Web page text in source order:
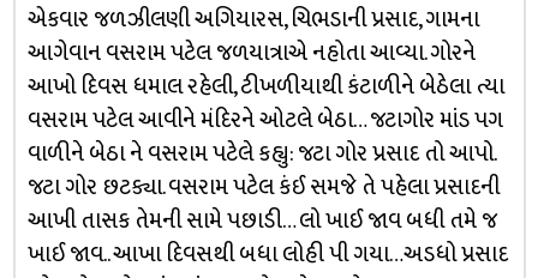
એકવાર જળઝીલણી અગિયારસ, ચિભડાની પ્રસાદ, ગામના
આગેવાન વસરામ પટેલ જળયાત્રાએ નહોતા આવ્યા. ગોરને
આખો દિવસ ધમાલ રહેલી, ટીખળીયાથી કંટાળીને બેઠેલા ત્યા
વસરામ પટેલ આવીને મંદિરને ઓટલે બેઠા… જટાગોર માંડ પગ
વાળીને બેઠા ને વસરામ પટેલે કહ્યુ: જટા ગોર પ્રસાદ તો આપો.
જટા ગોર છટક્યા. વસરામ પટેલ કંઈ સમજે તે પહેલા પ્રસાદની
આખી તાસક તેમની સામે પછાડી… લો ખાઈ જાવ બધી તમે જ
ખાઈ જાવ.. આખા દિવસથી બધા લોહી પી ગયા…અડધો પ્રસાદ